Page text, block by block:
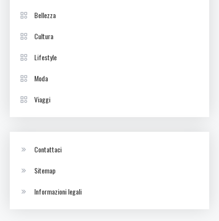
Bellezza
Cultura
Lifestyle
Moda
Viaggi
Contattaci
Sitemap
Informazioni legali